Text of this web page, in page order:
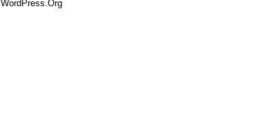
WordPress.org